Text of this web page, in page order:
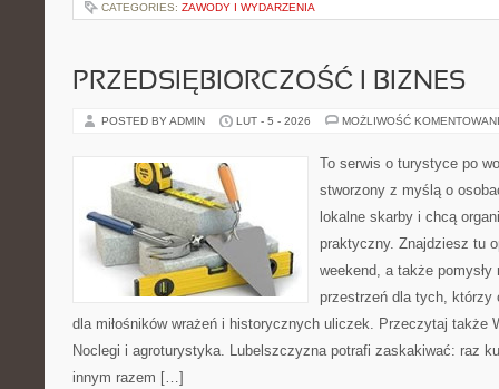
CATEGORIES: ZAWODY I WYDARZENIA
PRZEDSIĘBIORCZOŚĆ I BIZNES
POSTED BY ADMIN LUT - 5 - 2026 MOŻLIWOŚĆ
To serwis o turystyce po
stworzony z myślą o
lokalne skarby i chcą
praktyczny. Znajdziesz tu
weekend, a także
przestrzeń dla tych, którzy
dla miłośników wrażeń i historycznych uliczek. Przeczytaj także
Noclegi i agroturystyka. Lubelszczyzna potrafi zaskakiwać: raz
innym razem […]